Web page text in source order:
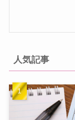
人気記事